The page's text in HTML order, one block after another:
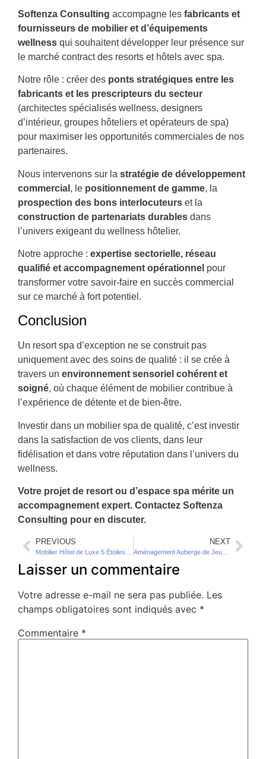
Softenza Consulting accompagne les fabricants et
fournisseurs de mobilier et d’équipements
wellness qui souhaitent développer leur présence sur
le marché contract des resorts et hôtels avec spa.
Notre rôle : créer des ponts stratégiques entre les
fabricants et les prescripteurs du secteur
(architectes spécialisés wellness, designers
d’intérieur, groupes hôteliers et opérateurs de spa)
pour maximiser les opportunités commerciales de nos
partenaires.
Nous intervenons sur la stratégie de développement
commercial , le positionnement de gamme, la
prospection des bons interlocuteurs et la
construction de partenariats durables dans
l’univers exigeant du wellness hôtelier.
Notre approche : expertise sectorielle, réseau
qualifié et accompagnement opérationnel pour
transformer votre savoir-faire en succès commercial
sur ce marché à fort potentiel.
Conclusion
Un resort spa d’exception ne se construit pas
uniquement avec des soins de qualité : il se crée à
travers un environnement sensoriel cohérent et
soigné, où chaque élément de mobilier contribue à
l’expérience de détente et de bien-être.
Investir dans un mobilier spa de qualité, c’est investir
dans la satisfaction de vos clients, dans leur
fidélisation et dans votre réputation dans l’univers du
wellness.
Votre projet de resort ou d’espace spa mérite un
accompagnement expert. Contactez Softenza
Consulting pour en discuter.
PREVIOUS NEXT
Aménagement Auberge de Jeunesse Modulaire et Économique : Optimiser Chaque Mètre Carré
Laisser un commentaire
Votre adresse e-mail ne sera pas publiée. Les
champs obligatoires sont indiqués avec *
Commentaire *